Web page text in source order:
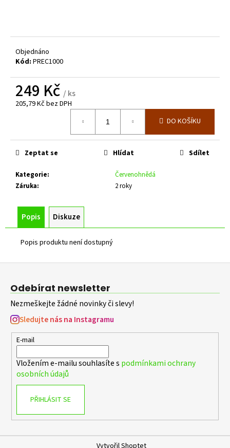
Objednáno
Kód: PREC1000
249 Kč / ks
205,79 Kč bez DPH
DO KOŠÍKU
Kategorie:
Červenohnědá
Záruka: 2 roky
Zeptat se Hlídat Sdílet
Popis Diskuze
Popis produktu není dostupný
m
RÁM
BRÁNY
PRO
VLASTNÍ
VÝPLŇ
PRO
POHON
Z
Odebírat newsletter
Nezmeškejte žádné novinky či slevy!
Sledujte nás na Instagramu
E-mail
Vložením e-mailu souhlasíte s podmínkami ochrany
osobních údajů
PŘIHLÁSIT SE